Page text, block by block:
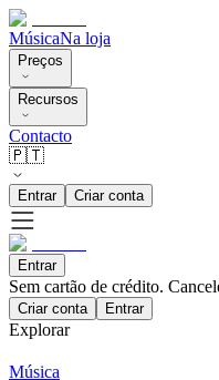
MúsicaNa loja
Preços
Recursos
Contacto
🇵🇹
Entrar Criar conta
Entrar
Sem cartão de crédito.
Criar conta Entrar
Explorar
Música